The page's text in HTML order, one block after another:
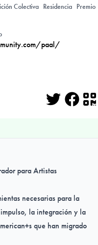
Colectiva Residencia Premio
paal/
para Artistas
necesarias para la
la integración y la
que han migrado